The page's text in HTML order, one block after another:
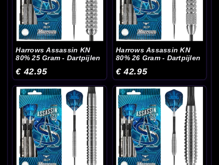
Harrows Assassin KN
80% 25 Gram - Dartpijlen
€ 42.95
Harrows Assassin KN
80% 26 Gram - Dartpijlen
€ 42.95